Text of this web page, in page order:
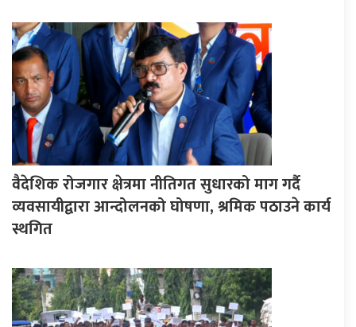
वैदेशिक रोजगार क्षेत्रमा नीतिगत सुधारको माग गर्दै
व्यवसायीद्वारा आन्दोलनको घोषणा, श्रमिक पठाउने कार्य
स्थगित